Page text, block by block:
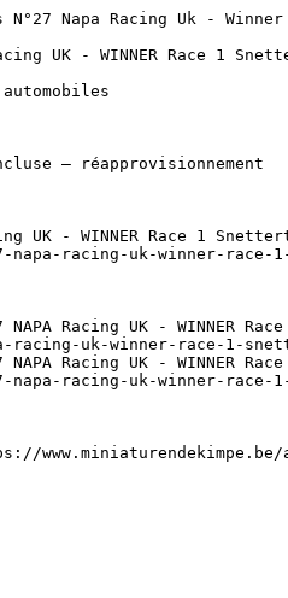
Napa Racing Uk -
UK - WINNER Race 1
— réapprovisionnement
UK - WINNER Race 1
racing-uk-winner-race-
Racing UK - WINNER
uk-winner-race-1-
Racing UK - WINNER
racing-uk-winner-race-